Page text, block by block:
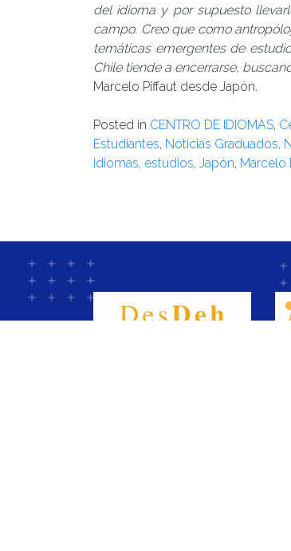
del idioma y por supuesto
campo. Creo que como
temáticas emergentes de
Chile tiende a encerrarse,
Marcelo Piffaut desde Japón.
Posted in CENTRO DE IDIOMAS,
Estudiantes, Noticias Graduados,
Idiomas, estudios, Japón, Marcelo